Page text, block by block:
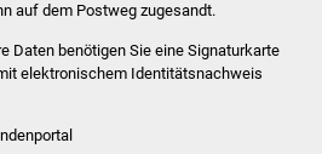
auf dem Postweg zugesandt.
Daten benötigen Sie eine Signaturkarte
elektronischem Identitätsnachweis